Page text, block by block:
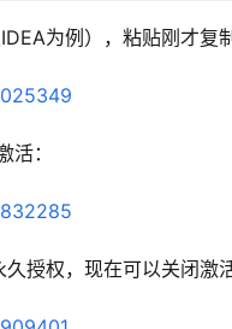
为例），粘贴刚才复
：
授权，现在可以关闭激